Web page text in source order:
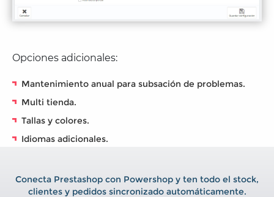
Opciones adicionales:
Mantenimiento anual para subsación de problemas.
Multi tienda.
Tallas y colores.
Idiomas adicionales.
Conecta Prestashop con Powershop y ten todo el stock,
clientes y pedidos sincronizado automáticamente.